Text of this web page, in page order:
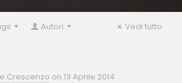
Autori Vedi tutto
Crescenzo on13 Aprile 2014